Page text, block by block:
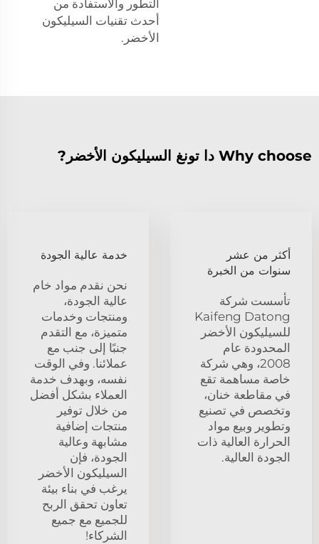
التطور والاستفادة من
أحدث تقنيات السيليكون
الأخضر.
Why choose دا تونغ السيليكون الأخضر?
أكثر من عشر
سنوات من الخبرة
تأسست شركة
Kaifeng Datong
للسيليكون الأخضر
المحدودة عام
2008، وهي شركة
خاصة مساهمة تقع
في مقاطعة خنان،
وتخصص في تصنيع
وتطوير وبيع مواد
الحرارة العالية ذات
الجودة العالية.
خدمة عالية الجودة
نحن نقدم مواد خام
عالية الجودة،
ومنتجات وخدمات
متميزة، مع التقدم
جنبًا إلى جنب مع
عملائنا. وفي الوقت
نفسه، وبهدف خدمة
العملاء بشكل أفضل
من خلال توفير
منتجات إضافية
مشابهة وعالية
الجودة، فإن
السيليكون الأخضر
يرغب في بناء بيئة
تعاون تحقق الربح
للجميع مع جميع
الشركاء!